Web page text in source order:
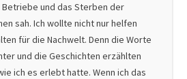
und das Sterben der
sah. Ich wollte nicht nur helfen
für die Nachwelt. Denn die Worte
und die Geschichten erzählten
ich es erlebt hatte. Wenn ich das